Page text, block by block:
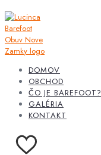
DOMOV
OBCHOD
ČO JE BAREFOOT?
GALÉRIA
KONTAKT